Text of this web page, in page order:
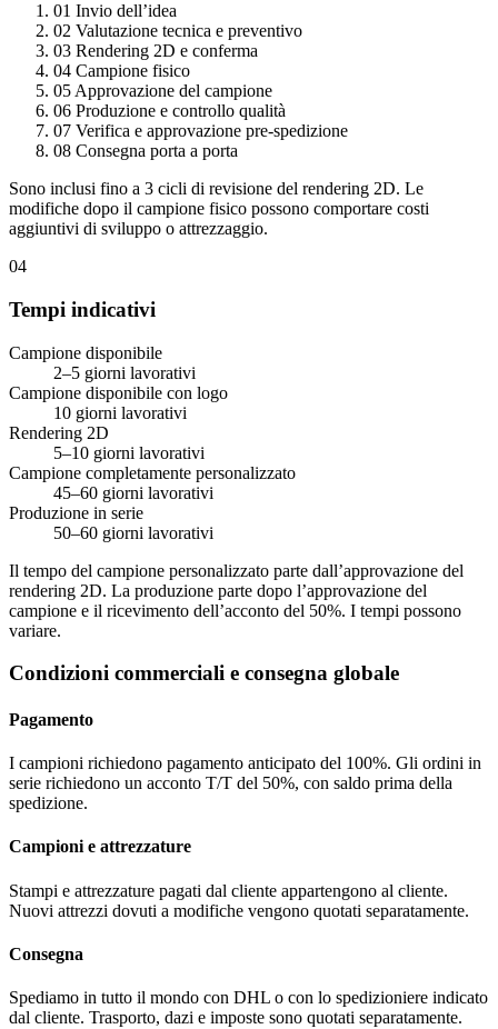
01 Invio dell’idea
02 Valutazione tecnica e preventivo
03 Rendering 2D e conferma
04 Campione fisico
05 Approvazione del campione
06 Produzione e controllo qualità
07 Verifica e approvazione pre-spedizione
08 Consegna porta a porta
Sono inclusi fino a 3 cicli di revisione del rendering 2D. Le
modifiche dopo il campione fisico possono comportare costi
aggiuntivi di sviluppo o attrezzaggio.
04
Tempi indicativi
Campione disponibile
2–5 giorni lavorativi
Campione disponibile con logo
10 giorni lavorativi
Rendering 2D
5–10 giorni lavorativi
Campione completamente personalizzato
45–60 giorni lavorativi
Produzione in serie
50–60 giorni lavorativi
Il tempo del campione personalizzato parte dall’approvazione del
rendering 2D. La produzione parte dopo l’approvazione del
campione e il ricevimento dell’acconto del 50%. I tempi possono
variare.
Condizioni commerciali e consegna globale
Pagamento
I campioni richiedono pagamento anticipato del 100%. Gli ordini in
serie richiedono un acconto T/T del 50%, con saldo prima della
spedizione.
Campioni e attrezzature
Stampi e attrezzature pagati dal cliente appartengono al cliente.
Nuovi attrezzi dovuti a modifiche vengono quotati separatamente.
Consegna
Spediamo in tutto il mondo con DHL o con lo spedizioniere indicato
dal cliente. Trasporto, dazi e imposte sono quotati separatamente.